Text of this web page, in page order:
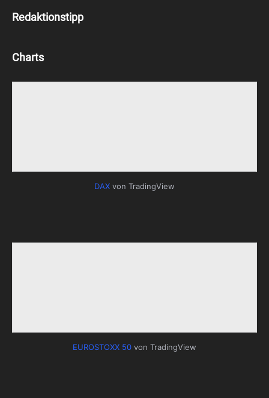
Redaktionstipp
Charts
DAX von TradingView
EUROSTOXX 50 von TradingView